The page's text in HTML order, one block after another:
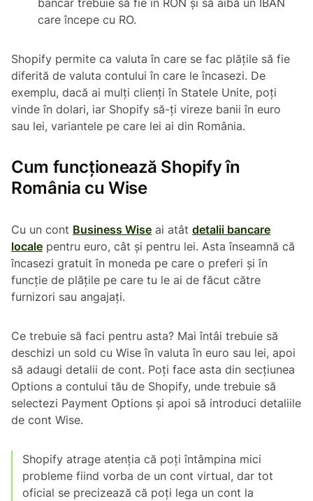
care începe cu RO.
Shopify permite ca valuta în care se fac plățile să fie
diferită de valuta contului în care le încasezi. De
exemplu, dacă ai mulți clienți în Statele Unite, poți
vinde în dolari, iar Shopify să-ți vireze banii în euro
sau lei, variantele pe care lei ai din România.
Cum funcționează Shopify în
România cu Wise
Cu un cont Business Wise ai atât detalii bancare
locale pentru euro, cât și pentru lei. Asta înseamnă că
încasezi gratuit în moneda pe care o preferi și în
funcție de plățile pe care tu le ai de făcut către
furnizori sau angajați.
Ce trebuie să faci pentru asta? Mai întâi trebuie să
deschizi un sold cu Wise în valuta în euro sau lei, apoi
să adaugi detalii de cont. Poți face asta din secțiunea
Options a contului tău de Shopify, unde trebuie să
selectezi Payment Options și apoi să introduci detaliile
de cont Wise.
Shopify atrage atenția că poți întâmpina mici
probleme fiind vorba de un cont virtual, dar tot
oficial se precizează că poți lega un cont la